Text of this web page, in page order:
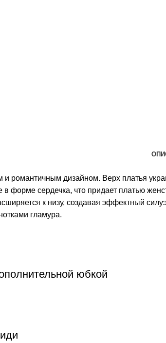
романтичным дизайном. Верх платья
в форме сердечка, что придает платью
к низу, создавая эффектный
гламура.
юбкой